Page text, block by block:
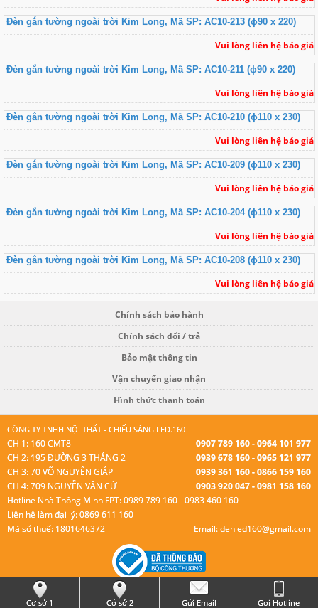
Đèn gắn tường ngoài trời Kim Long, Mã SP: AC10-213 (ɸ90 x 220)
Vui lòng liên hệ báo giá
Đèn gắn tường ngoài trời Kim Long, Mã SP: AC10-211 (ɸ90 x 220)
Vui lòng liên hệ báo giá
Đèn gắn tường ngoài trời Kim Long, Mã SP: AC10-210 (ɸ110 x 230)
Vui lòng liên hệ báo giá
Đèn gắn tường ngoài trời Kim Long, Mã SP: AC10-209 (ɸ110 x 230)
Vui lòng liên hệ báo giá
Đèn gắn tường ngoài trời Kim Long, Mã SP: AC10-204 (ɸ110 x 230)
Vui lòng liên hệ báo giá
Đèn gắn tường ngoài trời Kim Long, Mã SP: AC10-208 (ɸ110 x 230)
Vui lòng liên hệ báo giá
Chính sách bảo hành
Chính sách đổi / trả
Bảo mật thông tin
Vận chuyển giao nhận
Hình thức thanh toán
CÔNG TY TNHH NỘI THẤT - CHIẾU SÁNG LED.160
CH 1: 160 CMT8
0907 789 160 - 0964 101 977
CH 2: 195 ĐƯỜNG 3 THÁNG 2
0939 678 160 - 0965 121 977
CH 3: 70 VÕ NGUYÊN GIÁP
0939 361 160 - 0866 159 160
CH 4: 709 NGUYỄN VĂN CỪ
0903 920 047 - 0981 158 160
Hotline Nhà Thông Minh FPT: 0989 789 160 - 0983 460 160
Liên hệ làm đại lý: 0869 611 160
Mã số thuế: 1801646372
Email: denled160@gmail.com
© Bản quyền thuộc Led 160.
Cơ sở 1
Cở sở 2 Gửi Email Gọi Hotline